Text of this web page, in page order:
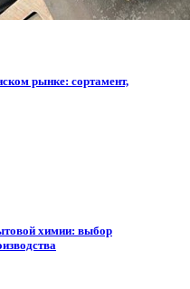
рынке: сортамент,
химии: выбор